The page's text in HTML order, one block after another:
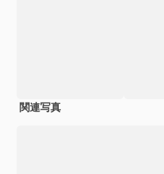
関連写真